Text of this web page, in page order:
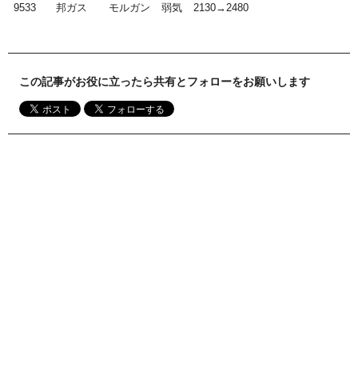
9533
邦ガス モルガン 弱気 2130→2480
この記事がお役に立ったら共有とフォローをお願いします